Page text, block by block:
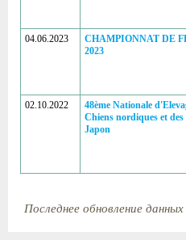
04.06.2023
CHAMPIONNAT DE
2023
02.10.2022
48ème Nationale
Chiens nordiques et
Japon
Последнее обновление